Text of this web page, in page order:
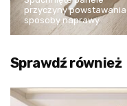
przyczyny powstawania
sposoby naprawy
Sprawdź również